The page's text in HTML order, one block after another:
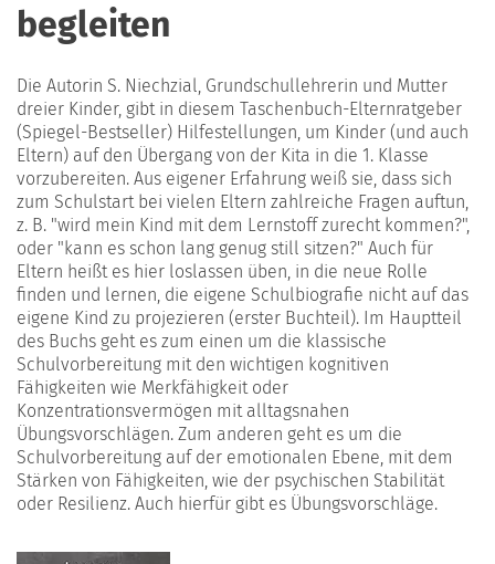
begleiten
Die Autorin S. Niechzial, Grundschullehrerin und Mutter
dreier Kinder, gibt in diesem Taschenbuch-Elternratgeber
(Spiegel-Bestseller) Hilfestellungen, um Kinder (und auch
Eltern) auf den Übergang von der Kita in die 1. Klasse
vorzubereiten. Aus eigener Erfahrung weiß sie, dass sich
zum Schulstart bei vielen Eltern zahlreiche Fragen auftun,
z. B. "wird mein Kind mit dem Lernstoff zurecht kommen?",
oder "kann es schon lang genug still sitzen?" Auch für
Eltern heißt es hier loslassen üben, in die neue Rolle
finden und lernen, die eigene Schulbiografie nicht auf das
eigene Kind zu projezieren (erster Buchteil). Im Hauptteil
des Buchs geht es zum einen um die klassische
Schulvorbereitung mit den wichtigen kognitiven
Fähigkeiten wie Merkfähigkeit oder
Konzentrationsvermögen mit alltagsnahen
Übungsvorschlägen. Zum anderen geht es um die
Schulvorbereitung auf der emotionalen Ebene, mit dem
Stärken von Fähigkeiten, wie der psychischen Stabilität
oder Resilienz. Auch hierfür gibt es Übungsvorschläge.